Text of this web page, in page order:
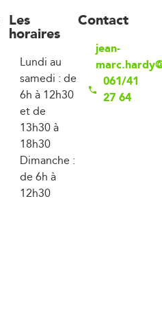
Les
horaires
Lundi au
samedi : de
6h à 12h30
et de
13h30 à
18h30
Dimanche :
de 6h à
12h30
Contact
jean-
061/41
27 64